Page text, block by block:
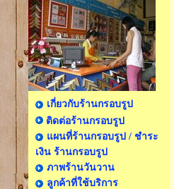
เกี่ยวกับร้านกรอบรูป
ติดต่อร้านกรอบรูป
แผนที่ร้านกรอบรูป / ชำระ
เงิน ร้านกรอบรูป
ภาพร้านวันวาน
ลูกค้าที่ใช้บริการ